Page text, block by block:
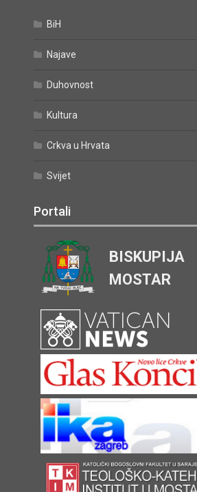
BiH
Najave
Duhovnost
Kultura
Crkva u Hrvata
Svijet
Portali
BISKUPIJA
MOSTAR